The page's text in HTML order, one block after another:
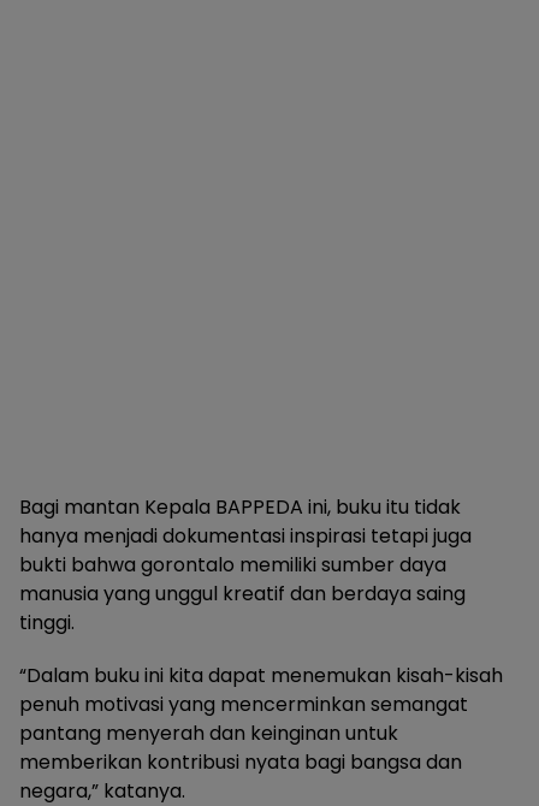
Bagi mantan Kepala BAPPEDA ini, buku itu tidak
hanya menjadi dokumentasi inspirasi tetapi juga
bukti bahwa gorontalo memiliki sumber daya
manusia yang unggul kreatif dan berdaya saing
tinggi.
“Dalam buku ini kita dapat menemukan kisah-kisah
penuh motivasi yang mencerminkan semangat
pantang menyerah dan keinginan untuk
memberikan kontribusi nyata bagi bangsa dan
negara,” katanya.